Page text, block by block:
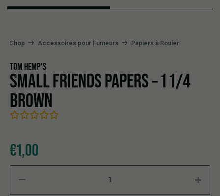
Shop Accessoires pour Fumeurs Papiers à Rouler
TOM HEMP'S
SMALL FRIENDS PAPERS – 1 1/4
BROWN
€1,00